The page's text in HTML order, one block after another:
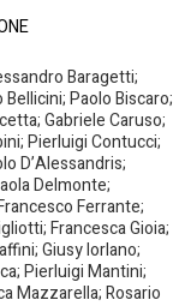
Baragetti;
Paolo Biscaro;
Gabriele Caruso;
Pierluigi Contucci;
D’Alessandris;
Delmonte;
Ferrante;
Francesca Gioia;
Giusy Iorlano;
Pierluigi Mantini;
Mazzarella; Rosario